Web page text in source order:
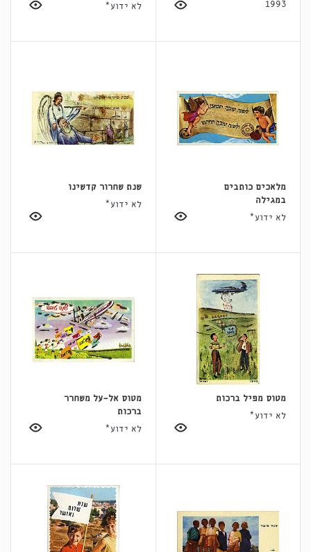
1993 לא ידוע*
מלאכים כותבים
במגילה
לא ידוע*
שנת שחרור קדשינו
לא ידוע*
מטוס מפיל ברכות
לא ידוע*
מטוס אל-על משחרר
ברכות
לא ידוע*